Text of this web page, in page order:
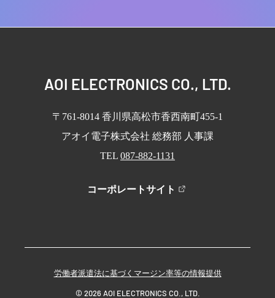
AOI ELECTRONICS CO., LTD.
〒761-8014 ⾹川県⾼松市⾹⻄南町455-1
アオイ電⼦株式会社 総務部 ⼈事課
TEL 087-882-1131
コーポレートサイト
労働者派遣法に基づくマージン率等の情報提供
© 2026 AOI ELECTRONICS CO., LTD.